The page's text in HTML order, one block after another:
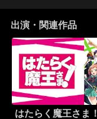
出演・関連作品
はたらく魔王さま！